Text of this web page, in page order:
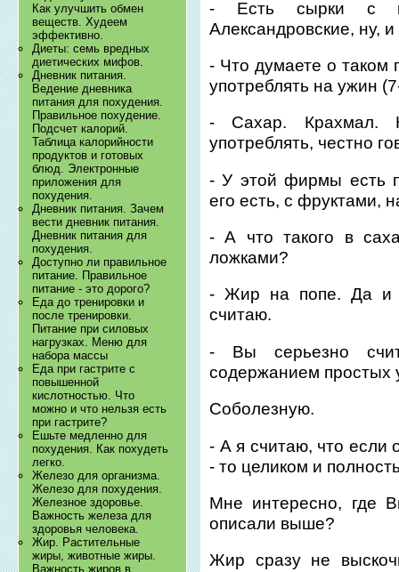
Как улучшить обмен
веществ. Худеем
эффективно.
Диеты: семь вредных
диетических мифов.
Дневник питания.
Ведение дневника
питания для похудения.
Правильное похудение.
Подсчет калорий.
Таблица калорийности
продуктов и готовых
блюд. Электронные
приложения для
похудения.
Дневник питания. Зачем
вести дневник питания.
Дневник питания для
похудения.
Доступно ли правильное
питание. Правильное
питание - это дорого?
Еда до тренировки и
после тренировки.
Питание при силовых
нагрузках. Меню для
набора массы
Еда при гастрите с
повышенной
кислотностью. Что
можно и что нельзя есть
при гастрите?
Ешьте медленно для
похудения. Как похудеть
легко.
Железо для организма.
Железо для похудения.
Железное здоровье.
Важность железа для
здоровья человека.
Жир. Растительные
жиры, животные жиры.
Важность жиров в
- Есть сырки с
Александровские, ну,
- Что думаете о таком
употреблять на ужин
- Сахар. Крахмал.
употреблять, честно
- У этой фирмы есть
его есть, с фруктами,
- А что такого в
ложками?
- Жир на попе. Да и
считаю.
- Вы серьезно
содержанием простых
Соболезную.
- А я считаю, что если
- то целиком и
Мне интересно, где
описали выше?
Жир сразу не